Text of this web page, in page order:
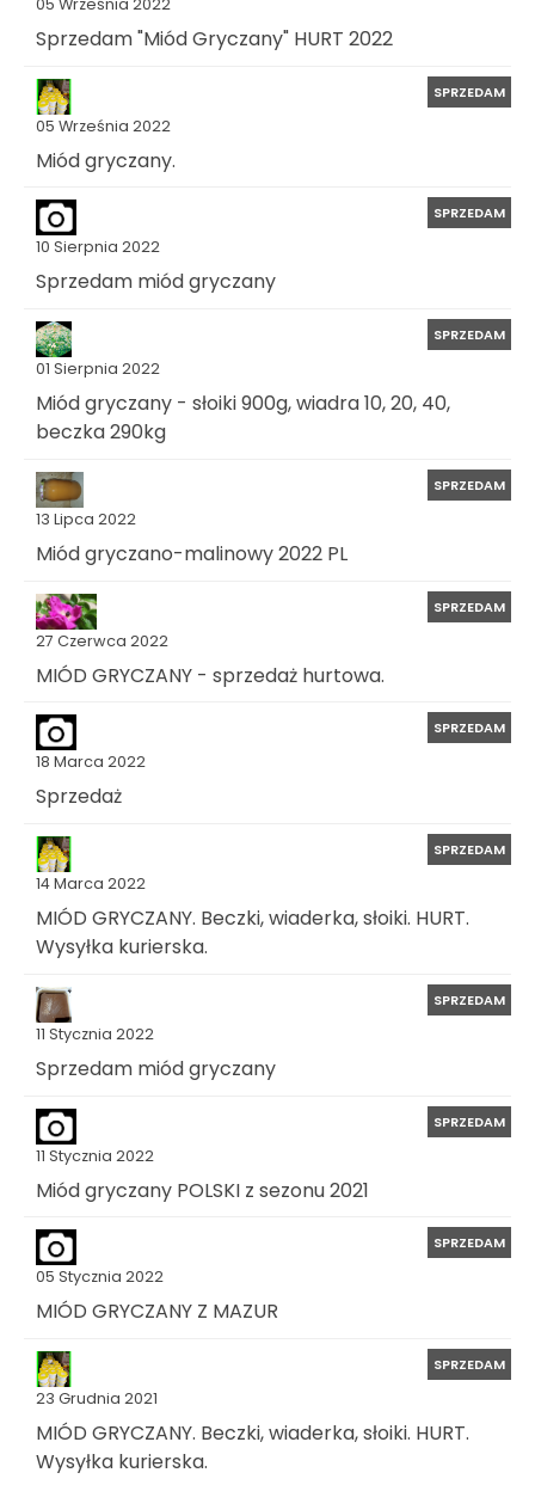
05 Września 2022
Sprzedam "Miód Gryczany" HURT 2022
05 Września 2022
SPRZEDAM
Miód gryczany.
10 Sierpnia 2022
SPRZEDAM
Sprzedam miód gryczany
01 Sierpnia 2022
SPRZEDAM
Miód gryczany - słoiki 900g, wiadra 10, 20, 40,
beczka 290kg
13 Lipca 2022
SPRZEDAM
Miód gryczano-malinowy 2022 PL
27 Czerwca 2022
SPRZEDAM
MIÓD GRYCZANY - sprzedaż hurtowa.
18 Marca 2022
SPRZEDAM
Sprzedaż
14 Marca 2022
SPRZEDAM
MIÓD GRYCZANY. Beczki, wiaderka, słoiki. HURT.
Wysyłka kurierska.
11 Stycznia 2022
SPRZEDAM
Sprzedam miód gryczany
11 Stycznia 2022
SPRZEDAM
Miód gryczany POLSKI z sezonu 2021
05 Stycznia 2022
SPRZEDAM
MIÓD GRYCZANY Z MAZUR
23 Grudnia 2021
SPRZEDAM
MIÓD GRYCZANY. Beczki, wiaderka, słoiki. HURT.
Wysyłka kurierska.